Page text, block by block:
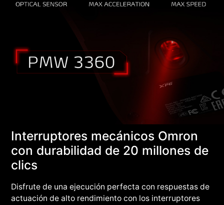
Interruptores mecánicos Omron
con durabilidad de 20 millones de
clics
Disfrute de una ejecución perfecta con respuestas de
actuación de alto rendimiento con los interruptores